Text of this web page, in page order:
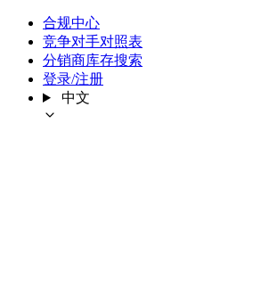
合规中心
竞争对手对照表
分销商库存搜索
登录/注册
中文